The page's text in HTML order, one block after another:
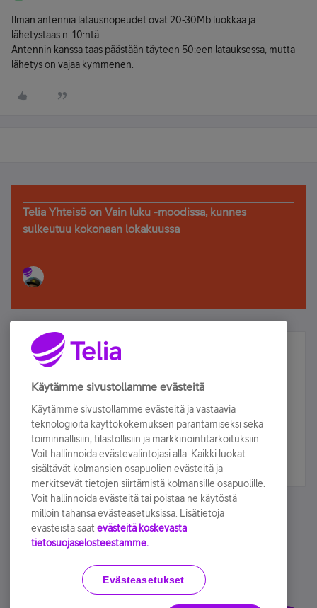
Ilman antennia latausnopeudet ovat 20-30Mb luokkaa ja
lähetystaas n. 10:ntä.
Antennin kanssa taas päästään täyteen 50:een latauksessa, mutta
lähetys on vajaa kymmenen.
Telia Yhteisö on Vain luku -moodissa, kunnes
sulkeutuu kokonaan lokakuussa
Älä jää paitsi – osallistu ja voita!
Tilaa Telian uutiskirje ja olet mukana arvonnassa.
sähköpostiisi.
Tilaa nyt
Käyttöehdot Accessibility statement
Käytämme sivustollamme evästeitä
Käytämme sivustollamme evästeitä ja vastaavia
teknologioita käyttökokemuksen parantamiseksi sekä
toiminnallisiin, tilastollisiin ja markkinointitarkoituksiin.
Voit hallinnoida evästevalintojasi alla. Kaikki luokat
sisältävät kolmansien osapuolien evästeitä ja
merkitsevät tietojen siirtämistä kolmansille osapuolille.
Voit hallinnoida evästeitä tai poistaa ne käytöstä
milloin tahansa evästeasetuksissa. Lisätietoja
evästeistä saat evästeitä koskevasta
tietosuojaselosteestamme.
Evästeasetukset